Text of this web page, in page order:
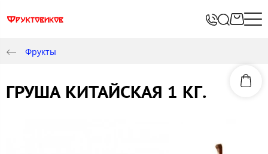
Фрукты
ГРУША КИТАЙСКАЯ 1 КГ.